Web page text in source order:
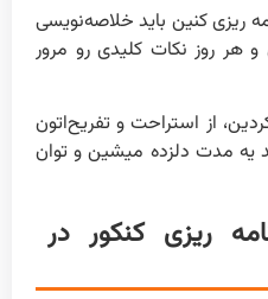
ریزی کنین باید خلاصه‌نویسی
هر روز نکات کلیدی رو مرور
از استراحت و تفریح‌اتون
یه مدت دلزده میشین و توان
ریزی کنکور در